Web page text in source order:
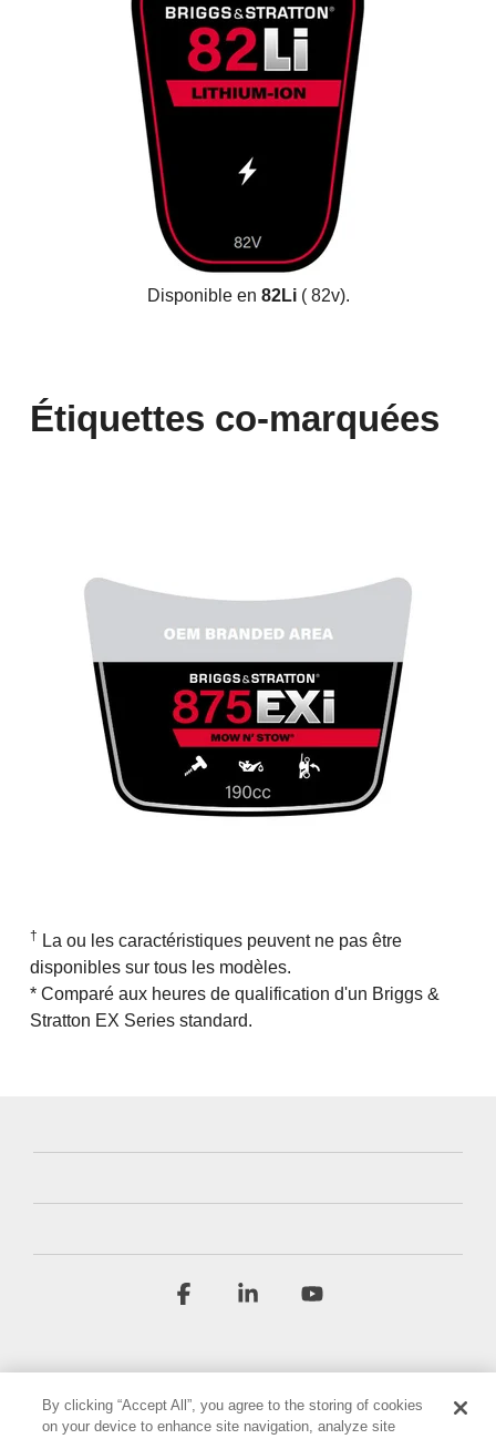
Disponible en 82Li( 82v).
Étiquettes co-marquées
† La ou les caractéristiques peuvent ne pas être
disponibles sur tous les modèles.
* Comparé aux heures de qualification d'un Briggs &
Stratton EX Series standard.
Facebook Linkedin
By clicking “Accept All”, you agree to the storing of cookies
on your device to enhance site navigation, analyze site